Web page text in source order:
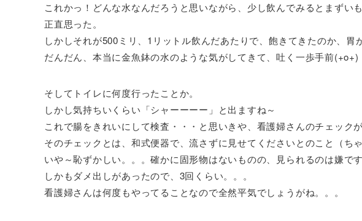
これかっ！どんな水なんだろうと思いながら、少し飲んでみるとまずい
正直思った。
しかしそれが500ミリ、1リットル飲んだあたりで、飽きてきたのか、
だんだん、本当に金魚鉢の水のような気がしてきて、吐く一歩手前(+o+)
そしてトイレに何度行ったことか。
しかし気持ちいくらい「シャーーーー」と出ますね～
これで腸をきれいにして検査・・・と思いきや、看護婦さんのチェックが
そのチェックとは、和式便器で、流さずに見せてくださいとのこと（ち
いや～恥ずかしい。。。確かに固形物はないものの、見られるのは嫌です
しかもダメ出しがあったので、3回くらい。。。
看護婦さんは何度もやってることなので全然平気でしょうがね。。。